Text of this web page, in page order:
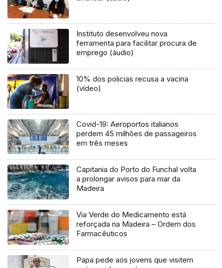
Instituto desenvolveu nova
ferramenta para facilitar procura de
emprego (áudio)
10% dos policias recusa a vacina
(vídeo)
Covid-19: Aeroportos italianos
perdem 45 milhões de passageiros
em três meses
Capitania do Porto do Funchal volta
a prolongar avisos para mar da
Madeira
Via Verde do Medicamento está
reforçada na Madeira – Ordem dos
Farmacêuticos
Papa pede aos jovens que visitem